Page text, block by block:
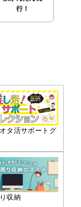
行！
タ活サポートグ
収納